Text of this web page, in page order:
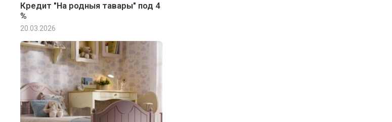
Кредит "На родныя тавары" под 4
%
20.03.2026